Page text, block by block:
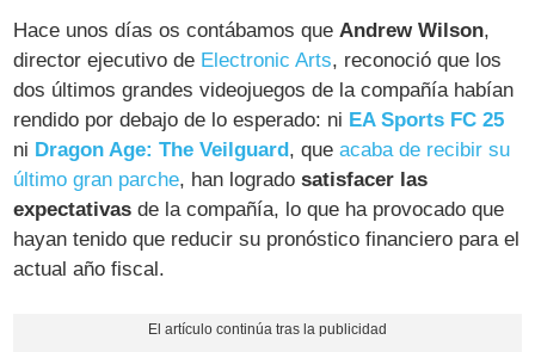
Hace unos días os contábamos queAndrew Wilson,
director ejecutivo de Electronic Arts, reconoció que los
dos últimos grandes videojuegos de la compañía habían
rendido por debajo de lo esperado: ni EA Sports FC 25
ni Dragon Age: The Veilguard, queacaba de recibir su
último gran parche, han logradosatisfacer las
expectativas de la compañía, lo que ha provocado que
hayan tenido que reducir su pronóstico financiero para el
actual año fiscal.